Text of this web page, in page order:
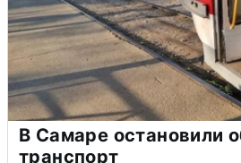
В Самаре остановили
транспорт